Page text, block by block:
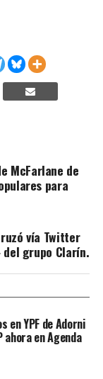
McFarlane de
para
vía Twitter
grupo Clarín.
en YPF de Adorni
ahora en Agenda